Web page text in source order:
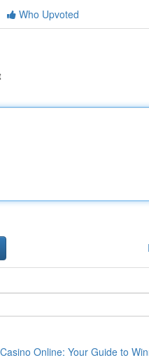
Who Upvoted
Online: Your Guide to